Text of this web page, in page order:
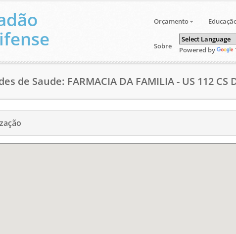
Orçamento
Sobre Powered by
de Saude: FARMACIA DA FAMILIA - US 112 CS